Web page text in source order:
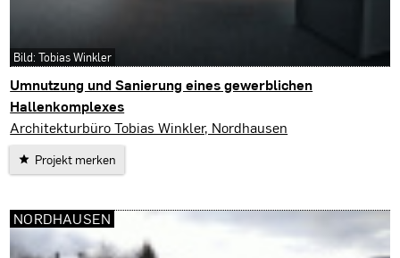
Umnutzung und Sanierung eines gewerblichen
Hallenkomplexes
Nordhausen
Architekturbüro Tobias Winkler, Nordhausen
Projekt merken
Bild: Tobias Winkler
NORDHAUSEN